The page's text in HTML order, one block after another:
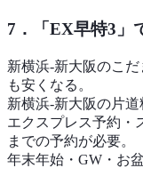
7．「EX早特3」
新横浜‐新大阪のこ
も安くなる。
新横浜-新大阪の片道
エクスプレス予約・
までの予約が必要。
年末年始・GW・お